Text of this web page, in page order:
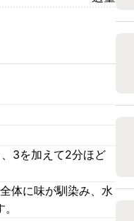
3を加えて2分ほど
体に味が馴染み、水